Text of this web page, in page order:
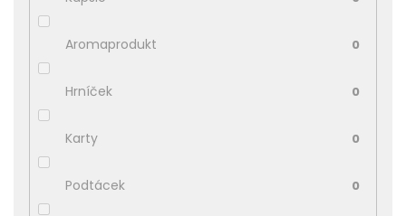
Aromaprodukt 0
Hrníček 0
Karty 0
Podtácek 0